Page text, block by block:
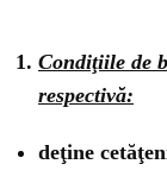
Condiţiile de
respectivă:
deţine